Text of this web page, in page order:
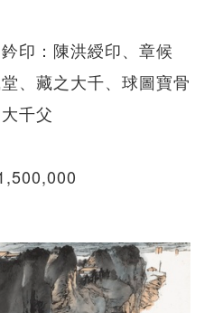
印：陳洪綬印、章候
、藏之大千、球圖寶骨
千父